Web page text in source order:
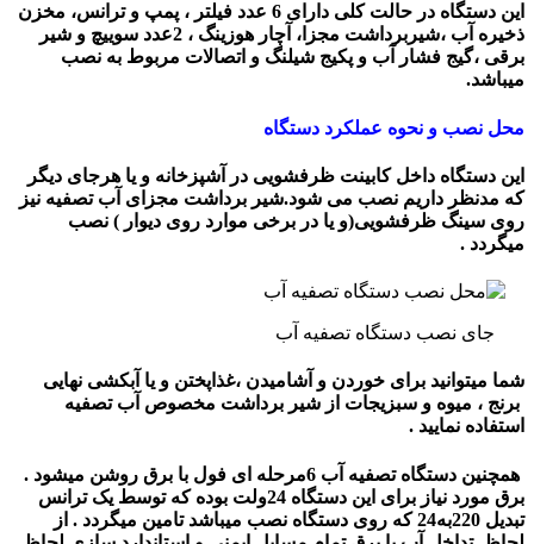
این دستگاه در حالت کلی دارای 6 عدد فیلتر ، پمپ و ترانس، مخزن
ذخیره آب ،شیربرداشت مجزا، آچار هوزینگ ، 2عدد سوییچ و شیر
برقی ،گیج فشار آب و پکیج شیلنگ و اتصالات مربوط به نصب
میباشد.
محل نصب و نحوه عملکرد دستگاه
این دستگاه داخل کابینت ظرفشویی در آشپزخانه و یا هرجای دیگر
که مدنظر داریم نصب می شود.شیر برداشت مجزای آب تصفیه نیز
روی سینگ ظرفشویی(و یا در برخی موارد روی دیوار ) نصب
میگردد .
جای نصب دستگاه تصفیه آب
شما میتوانید برای خوردن و آشامیدن ،غذاپختن و یا آبکشی نهایی
برنج ، میوه و سبزیجات از شیر برداشت مخصوص آب تصفیه
استفاده نمایید .
همچنین دستگاه تصفیه آب 6مرحله ای فول با برق روشن میشود .
برق مورد نیاز برای این دستگاه 24ولت بوده که توسط یک ترانس
تبدیل 220به24 که روی دستگاه نصب میباشد تامین میگردد . از